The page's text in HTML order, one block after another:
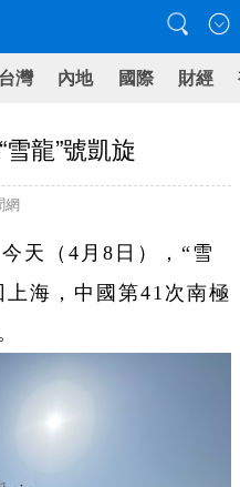
台灣 內地 國際 財經
龍”號凱旋
網
天（4月8日），“雪
海，中國第41次南極